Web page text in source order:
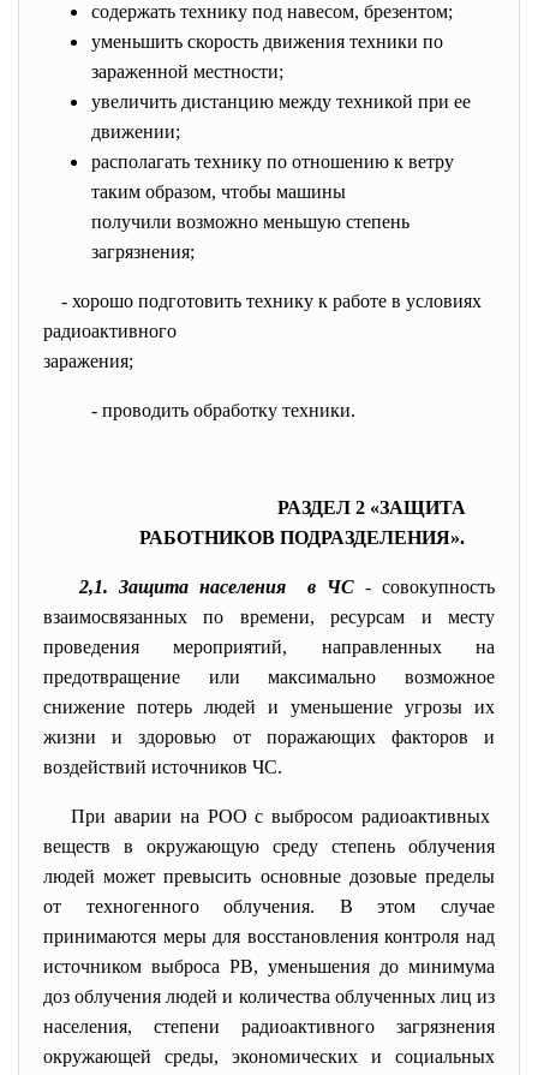
содержать технику под навесом, брезентом;
уменьшить скорость движения техники по
зараженной местности;
увеличить дистанцию между техникой при ее
движении;
располагать технику по отношению к ветру
таким образом, чтобы машины
получили возможно меньшую степень
загрязнения;
- хорошо подготовить технику к работе в условиях
радиоактивного
заражения;
- проводить обработку техники.
РАЗДЕЛ 2 «ЗАЩИТА
РАБОТНИКОВ ПОДРАЗДЕЛЕНИЯ».
2,1. Защита населения в ЧС - совокупность
взаимосвязанных по времени, ресурсам и месту
проведения мероприятий, направленных на
предотвращение или максимально возможное
снижение потерь людей и уменьшение угрозы их
жизни и здоровью от поражающих факторов и
воздействий источников ЧС.
При аварии на РОО с выбросом радиоактивных
веществ в окружающую среду степень облучения
людей может превысить основные дозовые пределы
от техногенного облучения. В этом случае
принимаются меры для восстановления контроля над
источником выброса РВ, уменьшения до минимума
доз облучения людей и количества облученных лиц из
населения, степени радиоактивного загрязнения
окружающей среды, экономических и социальных